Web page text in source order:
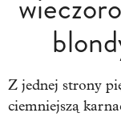
Z jednej strony
ciemniejszą